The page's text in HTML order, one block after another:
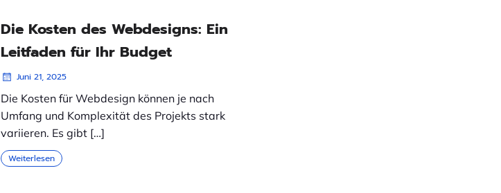
Die Kosten des Webdesigns: Ein
Leitfaden für Ihr Budget
Juni 21, 2025
Die Kosten für Webdesign können je nach
Umfang und Komplexität des Projekts stark
variieren. Es gibt […]
Weiterlesen